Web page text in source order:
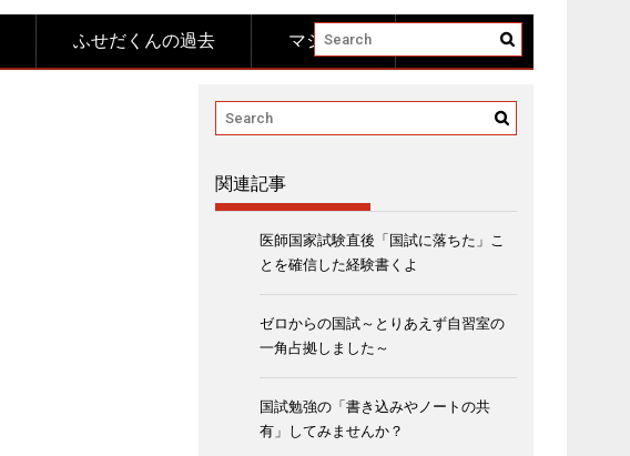
ふせだくんの過去 マジメ系
関連記事
医師国家試験直後「国試に落ちた」こ
とを確信した経験書くよ
ゼロからの国試～とりあえず自習室の
一角占拠しました～
国試勉強の「書き込みやノートの共
有」してみませんか？